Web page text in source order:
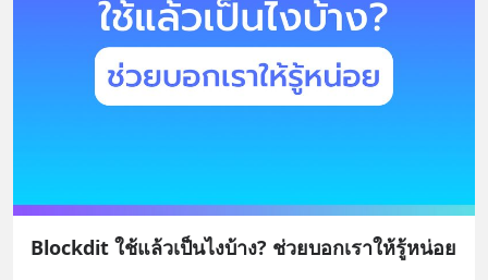
Blockdit ใช้แล้วเป็นไงบ้าง? ช่วยบอกเราให้รู้หน่อย